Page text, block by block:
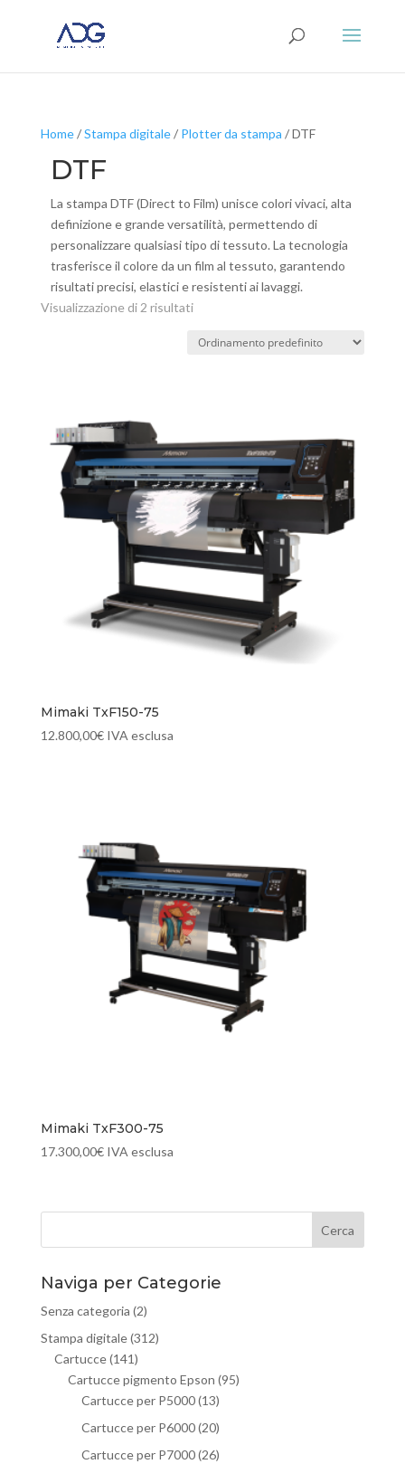
Home/Stampa digitale/ Plotter da stampa / DTF
DTF
La stampa DTF (Direct to Film) unisce colori vivaci, alta
definizione e grande versatilità, permettendo di
personalizzare qualsiasi tipo di tessuto. La tecnologia
trasferisce il colore da un film al tessuto, garantendo
risultati precisi, elastici e resistenti ai lavaggi.
Visualizzazione di 2 risultati
Mimaki TxF150-75
12.800,00€ IVA esclusa
Mimaki TxF300-75
17.300,00€ IVA esclusa
Naviga per Categorie
Senza categoria (2)
Stampa digitale(312)
Cartucce(141)
Cartucce pigmento Epson (95)
Cartucce per P5000(13)
Cartucce per P6000(20)
Cartucce per P7000(26)